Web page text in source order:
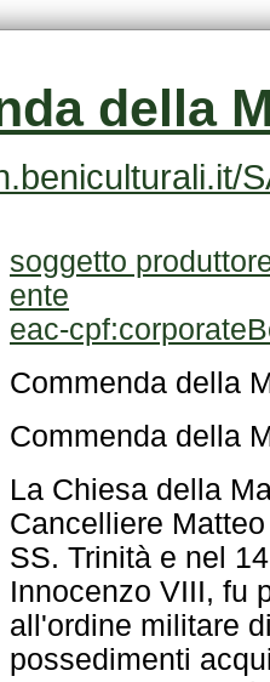
della
soggetto
ente
eac-
Commenda della
Commenda della